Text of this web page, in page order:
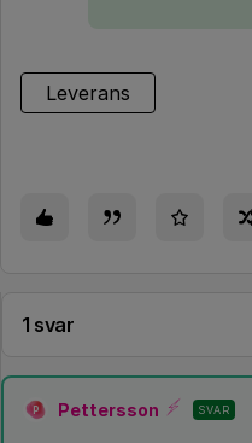
Leverans
1 svar
P Pettersson SVAR